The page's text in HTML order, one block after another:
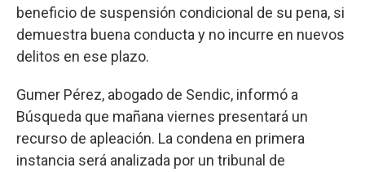
beneficio de suspensión condicional de su pena, si
demuestra buena conducta y no incurre en nuevos
delitos en ese plazo.
Gumer Pérez, abogado de Sendic, informó a
Búsqueda que mañana viernes presentará un
recurso de apleación. La condena en primera
instancia será analizada por un tribunal de